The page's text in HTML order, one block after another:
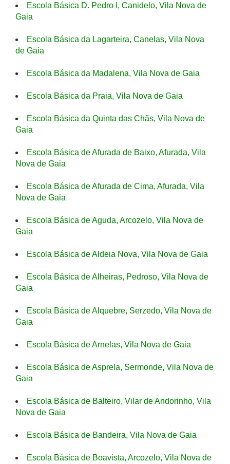
Escola Básica D. Pedro I, Canidelo, Vila Nova de
Gaia
Escola Básica da Lagarteira, Canelas, Vila Nova
de Gaia
Escola Básica da Madalena, Vila Nova de Gaia
Escola Básica da Praia, Vila Nova de Gaia
Escola Básica da Quinta das Chãs, Vila Nova de
Gaia
Escola Básica de Afurada de Baixo, Afurada, Vila
Nova de Gaia
Escola Básica de Afurada de Cima, Afurada, Vila
Nova de Gaia
Escola Básica de Aguda, Arcozelo, Vila Nova de
Gaia
Escola Básica de Aldeia Nova, Vila Nova de Gaia
Escola Básica de Alheiras, Pedroso, Vila Nova de
Gaia
Escola Básica de Alquebre, Serzedo, Vila Nova de
Gaia
Escola Básica de Arnelas, Vila Nova de Gaia
Escola Básica de Asprela, Sermonde, Vila Nova de
Gaia
Escola Básica de Balteiro, Vilar de Andorinho, Vila
Nova de Gaia
Escola Básica de Bandeira, Vila Nova de Gaia
Escola Básica de Boavista, Arcozelo, Vila Nova de